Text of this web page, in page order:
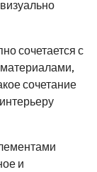
сочетается с
сочетание
и